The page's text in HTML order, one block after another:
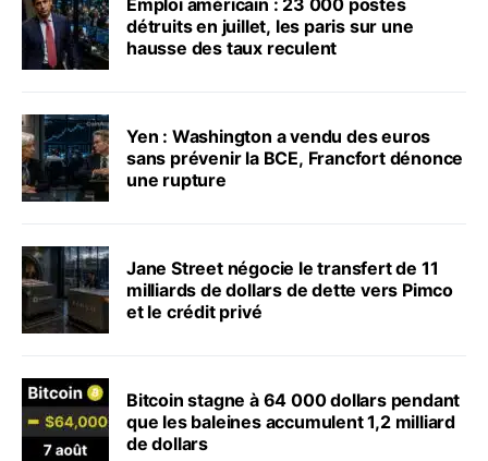
détruits en juillet, les paris sur une
hausse des taux reculent
Yen : Washington a vendu des euros
sans prévenir la BCE, Francfort dénonce
une rupture
Jane Street négocie le transfert de 11
milliards de dollars de dette vers Pimco
et le crédit privé
Bitcoin stagne à 64 000 dollars pendant
que les baleines accumulent 1,2 milliard
de dollars